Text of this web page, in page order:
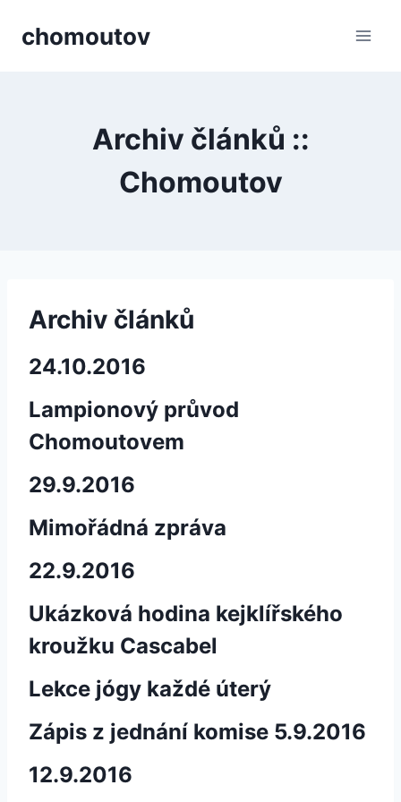
chomoutov
Archiv článků ::
Chomoutov
Archiv článků
24.10.2016
Lampionový průvod
Chomoutovem
29.9.2016
Mimořádná zpráva
22.9.2016
Ukázková hodina kejklířského
kroužku Cascabel
Lekce jógy každé úterý
Zápis z jednání komise 5.9.2016
12.9.2016